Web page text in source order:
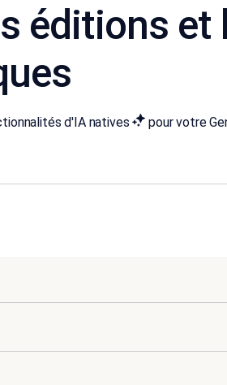
éditions et
d'IA natives pour votre